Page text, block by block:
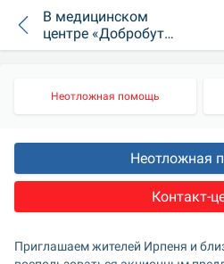
В медицинском
центре «Добробут»
в Ирпене действует
врачам клиники
Неотложная помощь
Неотложная
Контакт-
Приглашаем жителей Ирпеня и